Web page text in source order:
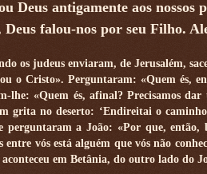
Deus antigamente aos nossos
Deus falou-nos por seu Filho.
os judeus enviaram, de Jerusalém,
o Cristo». Perguntaram: «Quem és,
«Quem és, afinal? Precisamos dar
grita no deserto: ‘Endireitai o
perguntaram a João: «Por que,
vós está alguém que vós não
em Betânia, do outro lado do